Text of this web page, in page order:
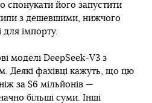
його запустити
з дешевшими, нижчого
для імпорту.
моделі DeepSeek-V3 з
Деякі фахівці кажуть, що цю
за $6 мільйонів —
більші суми. Інші